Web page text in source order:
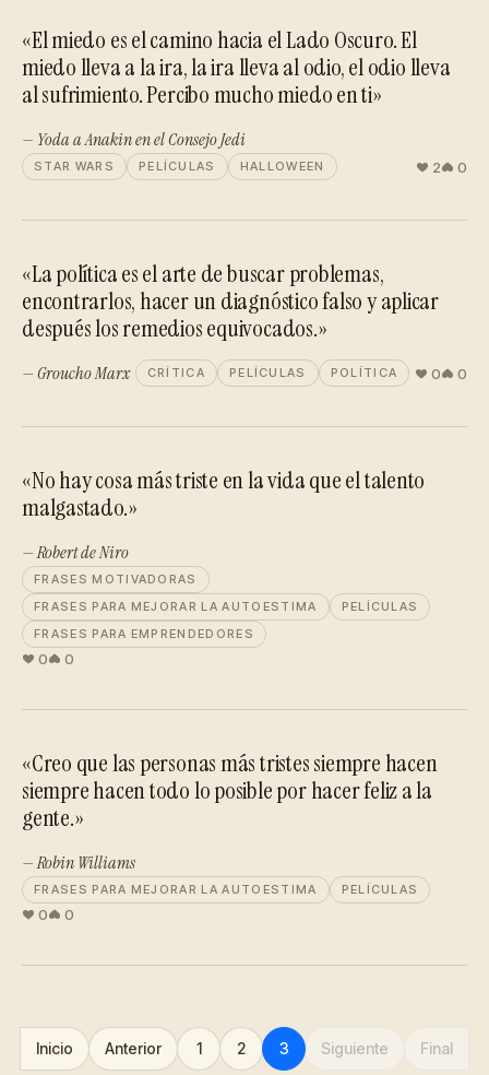
«El miedo es el camino hacia el Lado Oscuro. El
miedo lleva a la ira, la ira lleva al odio, el odio lleva
al sufrimiento. Percibo mucho miedo en ti»
— Yoda a Anakin en el Consejo Jedi
STAR WARS PELÍCULAS HALLOWEEN 2 0
«La política es el arte de buscar problemas,
encontrarlos, hacer un diagnóstico falso y aplicar
después los remedios equivocados.»
— Groucho Marx CRÍTICA PELÍCULAS POLÍTICA 0 0
«No hay cosa más triste en la vida que el talento
malgastado.»
— Robert de Niro
FRASES MOTIVADORAS
FRASES PARA MEJORAR LA AUTOESTIMA
PELÍCULAS
FRASES PARA EMPRENDEDORES
0 0
«Creo que las personas más tristes siempre hacen
siempre hacen todo lo posible por hacer feliz a la
gente.»
— Robin Williams
FRASES PARA MEJORAR LA AUTOESTIMA PELÍCULAS
0 0
Inicio Anterior 1 2 3 Siguiente Final